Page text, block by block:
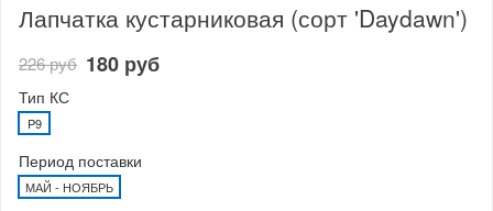
Лапчатка кустарниковая (сорт 'Daydawn')
226 руб 180 руб
Тип КС
P9
Период поставки
МАЙ - НОЯБРЬ